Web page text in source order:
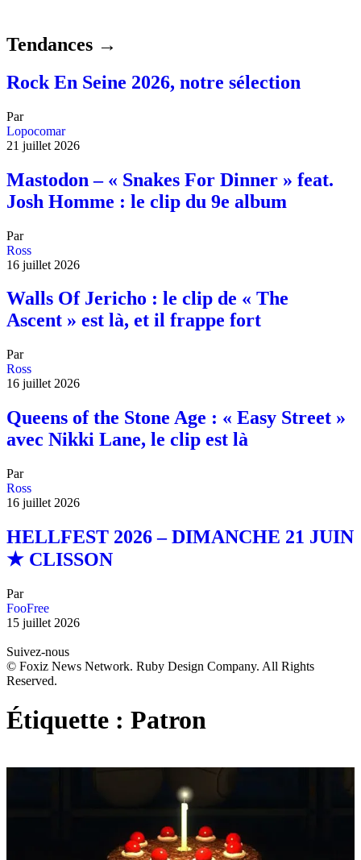
Tendances →
Rock En Seine 2026, notre sélection
Par
Lopocomar
21 juillet 2026
Mastodon – « Snakes For Dinner » feat.
Josh Homme : le clip du 9e album
Par
Ross
16 juillet 2026
Walls Of Jericho : le clip de « The
Ascent » est là, et il frappe fort
Par
Ross
16 juillet 2026
Queens of the Stone Age : « Easy Street »
avec Nikki Lane, le clip est là
Par
Ross
16 juillet 2026
HELLFEST 2026 – DIMANCHE 21 JUIN
★ CLISSON
Par
FooFree
15 juillet 2026
Suivez-nous
© Foxiz News Network. Ruby Design Company. All Rights
Reserved.
Étiquette : Patron